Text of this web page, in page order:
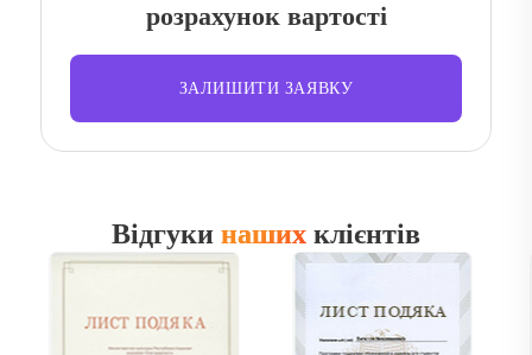
розрахунок вартості
ЗАЛИШИТИ ЗАЯВКУ
Відгуки наших клієнтів